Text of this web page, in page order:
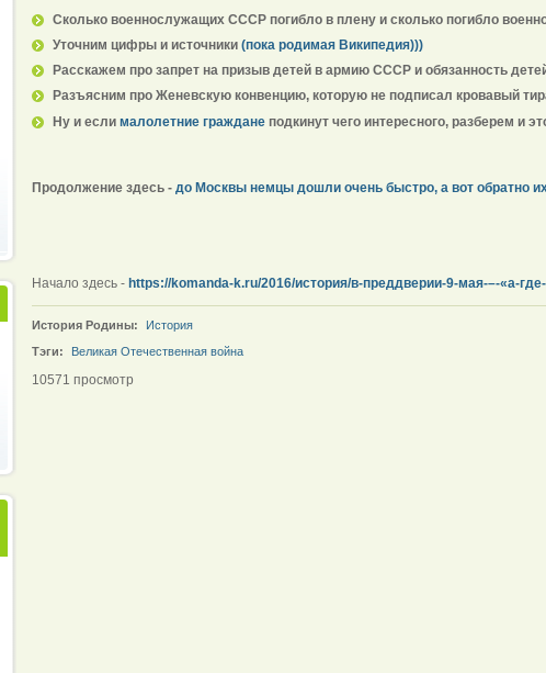
Сколько военнослужащих СССР погибло в плену и сколько погибло
Уточним цифры и источники(пока родимая Википедия)))
Расскажем про запрет на призыв детей в армию СССР и обязанность
Разъясним про Женевскую конвенцию, которую не подписал кровавый
Ну и еслималолетние граждане подкинут чего интересного, разберем и
Продолжение здесь - до Москвы немцы дошли очень быстро, а вот обратно
Начало здесь - https://komanda-k.ru/2016/история/в-преддверии-9-мая-–-«а-
История Родины:
История
Тэги:
Великая Отечественная война
10571 просмотр